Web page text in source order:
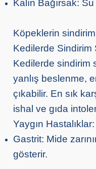
Kalın Bağırsak:
Köpeklerin
Kedilerde Sindirim
Kedilerde sindirim
yanlış beslenme,
çıkabilir. En sık
ishal ve gıda
Yaygın Hastalıklar:
Gastrit: Mide
gösterir.